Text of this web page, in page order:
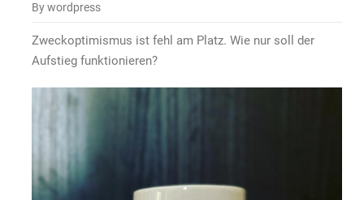
By wordpress
Zweckoptimismus ist fehl am Platz. Wie nur soll der
Aufstieg funktionieren?